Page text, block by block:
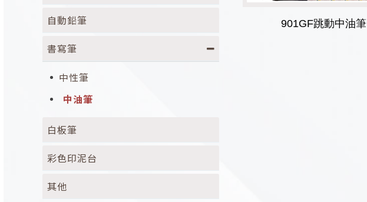
自動鉛筆
書寫筆
中性筆
中油筆
白板筆
彩色印泥台
其他
901GF跳動中油筆